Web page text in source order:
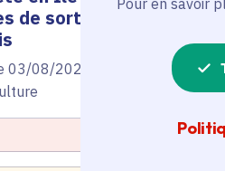
de sortie à l'ouest de
de l'arrêté
03/08/2026